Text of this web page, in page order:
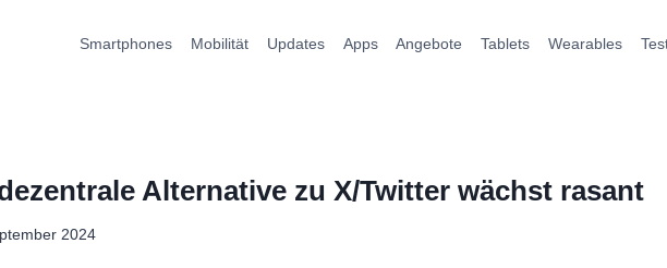
Smartphones Mobilität Updates Apps Angebote Tablets Wearables
Alternative zu X/Twitter wächst rasant
2024